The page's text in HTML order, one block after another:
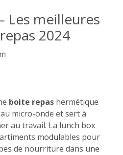
Les meilleures
2024
boite repas hermétique
micro-onde et sert à
au travail. La lunch box
modulables pour
de nourriture dans une